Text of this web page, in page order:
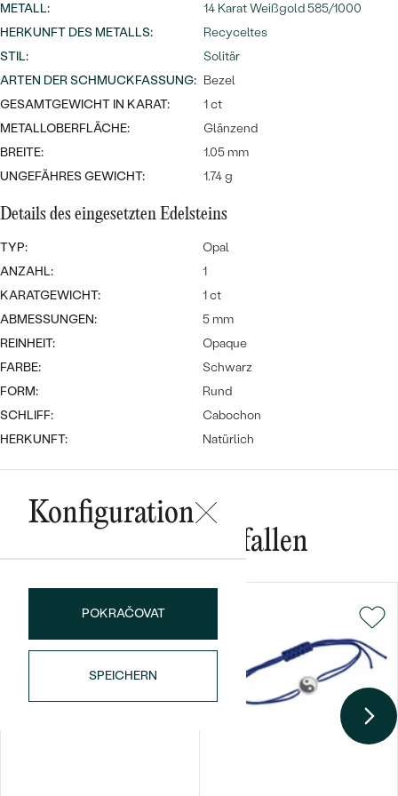
Wave Kollektion
NACH DER FARBE
MASSGEFERTIGTER
Bestseller
ANSEHEN
Ohrrinnge
ANSEHEN
Personalisierte
Halsketten
Meistverkaufte
Ringe
METALL:
14 Karat Weißgold 585/1000
HERKUNFT DES METALLS:
Recyceltes
STIL:
Solitär
ARTEN DER SCHMUCKFASSUNG: Bezel
GESAMTGEWICHT IN KARAT:
1 ct
METALLOBERFLÄCHE:
Glänzend
BREITE:
1.05 mm
UNGEFÄHRES GEWICHT:
1.74 g
Details des eingesetzten Edelsteins
TYP:
Opal
ANZAHL:
1
KARATGEWICHT:
1 ct
ABMESSUNGEN:
5 mm
REINHEIT:
Opaque
FARBE:
Schwarz
FORM:
Rund
SCHLIFF:
Cabochon
HERKUNFT:
Natürlich
Konfiguration
POKRAČOVAT
SPEICHERN
Das könnte Ihnen gefallen